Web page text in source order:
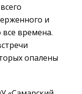
и
все времена.
опалены